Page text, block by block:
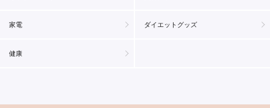
家電 ダイエットグッズ
健康